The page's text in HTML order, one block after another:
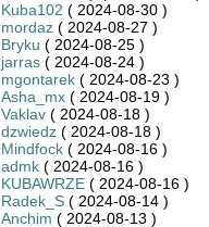
Kuba102 ( 2024-08-30 )
mordaz( 2024-08-27 )
Bryku ( 2024-08-25 )
jarras( 2024-08-24 )
mgontarek( 2024-08-23 )
Asha_mx( 2024-08-19 )
Vaklav( 2024-08-18 )
dzwiedz( 2024-08-18 )
Mindfock( 2024-08-16 )
admk( 2024-08-16 )
KUBAWRZE( 2024-08-16 )
Radek_S( 2024-08-14 )
Anchim ( 2024-08-13 )